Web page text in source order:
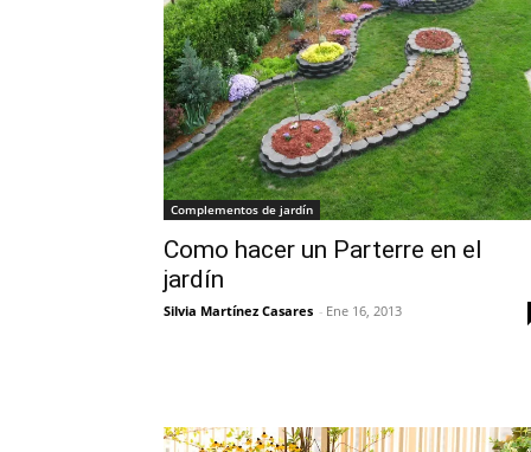
Complementos de jardín
Como hacer un Parterre en el
jardín
Silvia Martínez Casares - Ene 16, 2013